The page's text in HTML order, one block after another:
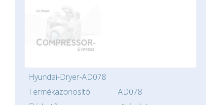
Hyundai-Dryer-AD078
Termékazonosító:
AD078